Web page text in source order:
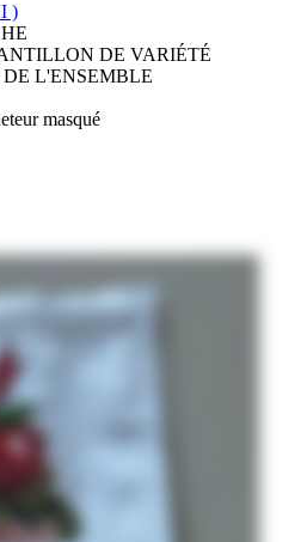
)
DE VARIÉTÉ
L'ENSEMBLE
masqué